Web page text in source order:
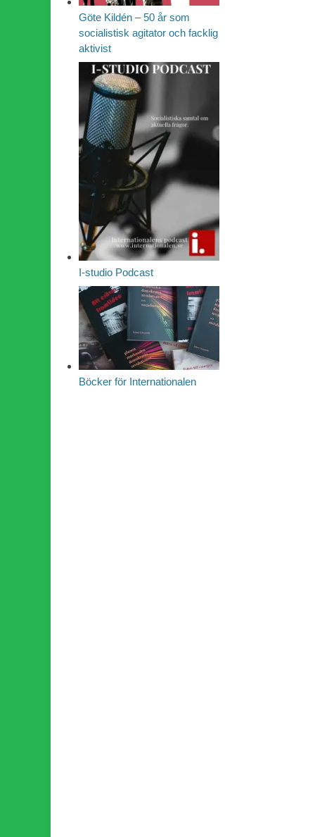
Göte Kildén – 50 år som
socialistisk agitator och facklig
aktivist
I-studio Podcast
Böcker för Internationalen